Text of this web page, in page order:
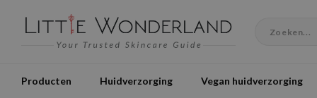
Producten Huidverzorging Vegan huidverzorging